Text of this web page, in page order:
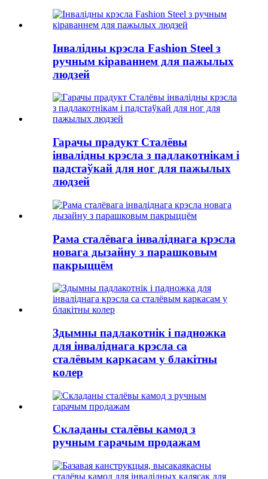
Інвалідны крэсла Fashion Steel з
ручным кіраваннем для пажылых
людзей
Гарачы прадукт Сталёвы
інвалідны крэсла з падлакотнікам і
падстаўкай для ног для пажылых
людзей
Рама сталёвага інваліднага крэсла
новага дызайну з парашковым
пакрыццём
Здымны падлакотнік і падножка
для інваліднага крэсла са
сталёвым каркасам у блакітны
колер
Складаны сталёвы камод з
ручным гарачым продажам